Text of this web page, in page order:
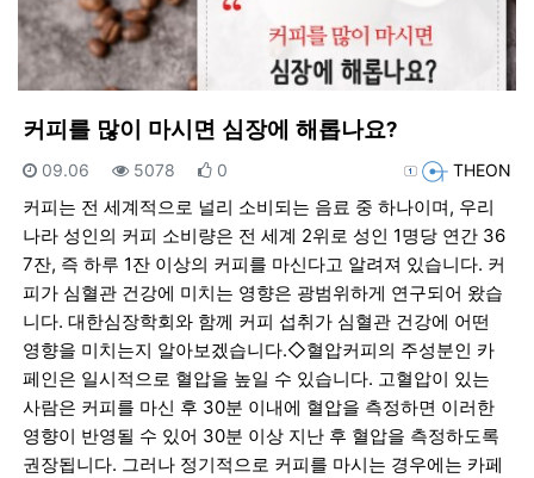
커피를 많이 마시면 심장에 해롭나요?
등록자THEON
등록일
09.06 조회
5078 추천
0
커피는 전 세계적으로 널리 소비되는 음료 중 하나이며, 우리
나라 성인의 커피 소비량은 전 세계 2위로 성인 1명당 연간 36
7잔, 즉 하루 1잔 이상의 커피를 마신다고 알려져 있습니다. 커
피가 심혈관 건강에 미치는 영향은 광범위하게 연구되어 왔습
니다. ​대한심장학회와 함께 커피 섭취가 심혈관 건강에 어떤
영향을 미치는지 알아보겠습니다.​◇혈압커피의 주성분인 카
페인은 일시적으로 혈압을 높일 수 있습니다. 고혈압이 있는
사람은 커피를 마신 후 30분 이내에 혈압을 측정하면 이러한
영향이 반영될 수 있어 30분 이상 지난 후 혈압을 측정하도록
권장됩니다. 그러나 정기적으로 커피를 마시는 경우에는 카페